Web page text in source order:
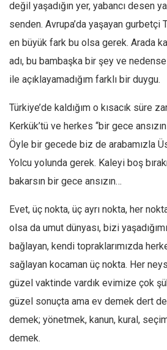
Amina S. Jenenkovic
Bağdagül Öz
Esra Elönü
» Yazar arşivi
Bu Sayı
Tüm Sayılar
Kategoriler
Kültür Sanat
7 soruda bu hafta
Ekonomi
Spor
Gıda-Beslenme
Hayat
değil yaşadığın yer, yabancı desen
senden. Avrupa’da yaşayan gurbetçi
en büyük fark bu olsa gerek. Arada
adı, bu bambaşka bir şey ve
ile açıklayamadığım farklı bir duygu.
Türkiye’de kaldığım o kısacık süre
Kerkük’tü ve herkes “bir gece
Öyle bir gecede biz de arabamızla
Yolcu yolunda gerek. Kaleyi boş
bakarsın bir gece ansızın…
Evet, üç nokta, üç ayrı nokta, her
olsa da umut dünyası, bizi
bağlayan, kendi topraklarımızda
sağlayan kocaman üç nokta. Her
güzel vaktinde vardık evimize çok
güzel sonuçta ama ev demek dert
demek; yönetmek, kanun, kural,
demek.